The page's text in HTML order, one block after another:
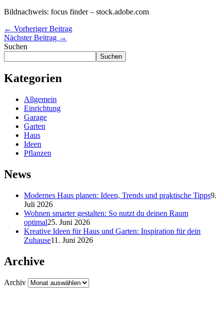
Bildnachweis: focus finder– stock.adobe.com
← Vorheriger Beitrag
Nächster Beitrag →
Suchen
Suchen
Kategorien
Allgemein
Einrichtung
Garage
Garten
Haus
Ideen
Pflanzen
News
Modernes Haus planen: Ideen, Trends und praktische Tipps9.
Juli 2026
Wohnen smarter gestalten: So nutzt du deinen Raum
optimal25. Juni 2026
Kreative Ideen für Haus und Garten: Inspiration für dein
Zuhause11. Juni 2026
Archive
Archiv